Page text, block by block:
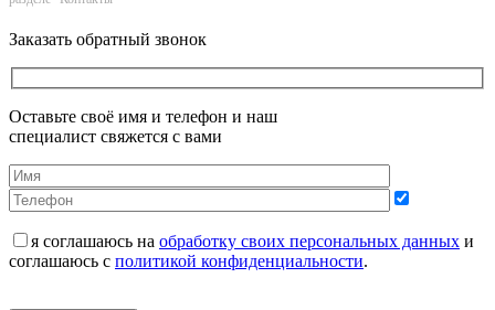
Заказать обратный звонок
Оставьте своё имя и телефон и наш
специалист свяжется с вами
я соглашаюсь на обработку своих персональных данных и
соглашаюсь с политикой конфиденциальности.